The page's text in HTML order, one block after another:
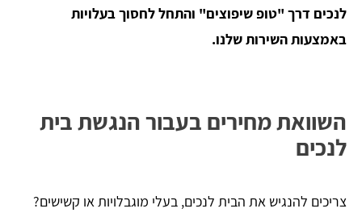
לנכים דרך "טופ שיפוצים" והתחל לחסוך בעלויות
באמצעות השירות שלנו.
השוואת מחירים בעבור הנגשת בית
לנכים
צריכים להנגיש את הבית לנכים, בעלי מוגבלויות או קשישים?